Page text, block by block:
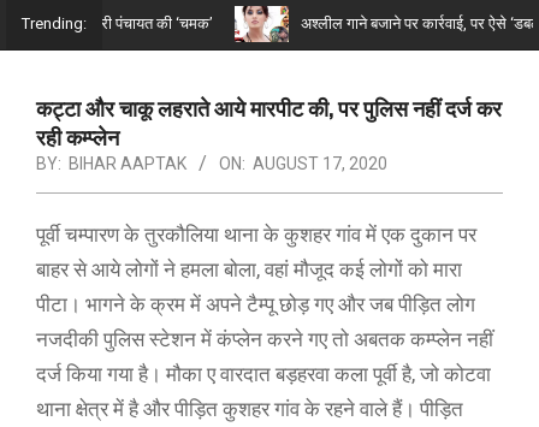
Trending:
पहुंची गरारी पंचायत की ‘चमक’ अश्लील गाने बजाने पर कार्रवाई, पर ऐसे ‘डबल
कट्टा और चाकू लहराते आये मारपीट की, पर पुलिस नहीं दर्ज कर
रही कम्प्लेन
BY: BIHAR AAPTAK ON: AUGUST 17, 2020
पूर्वी चम्पारण के तुरकौलिया थाना के कुशहर गांव में एक दुकान पर
बाहर से आये लोगों ने हमला बोला, वहां मौजूद कई लोगों को मारा
पीटा। भागने के क्रम में अपने टैम्पू छोड़ गए और जब पीड़ित लोग
नजदीकी पुलिस स्टेशन में कंप्लेन करने गए तो अबतक कम्प्लेन नहीं
दर्ज किया गया है। मौका ए वारदात बड़हरवा कला पूर्वी है, जो कोटवा
थाना क्षेत्र में है और पीड़ित कुशहर गांव के रहने वाले हैं। पीड़ित